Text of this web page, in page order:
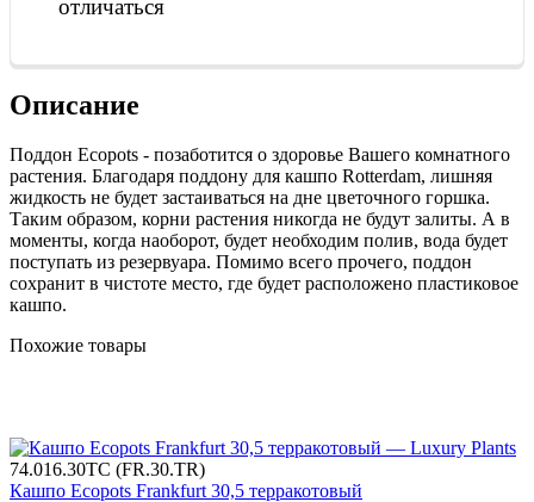
отличаться
Описание
Поддон Ecopots - позаботится о здоровье Вашего комнатного
растения. Благодаря поддону для кашпо Rotterdam, лишняя
жидкость не будет застаиваться на дне цветочного горшка.
Таким образом, корни растения никогда не будут залиты. А в
моменты, когда наоборот, будет необходим полив, вода будет
поступать из резервуара. Помимо всего прочего, поддон
сохранит в чистоте место, где будет расположено пластиковое
кашпо.
Похожие товары
74.016.30TC (FR.30.TR)
Кашпо Ecopots Frankfurt 30,5 терракотовый